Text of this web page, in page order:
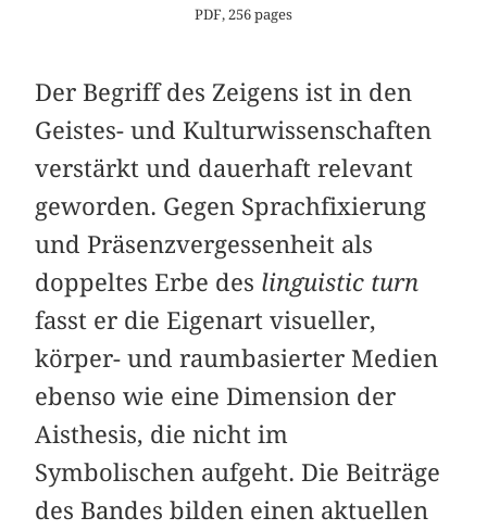
PDF, 256 pages
Der Begriff des Zeigens ist in den
Geistes- und Kulturwissenschaften
verstärkt und dauerhaft relevant
geworden. Gegen Sprachfixierung
und Präsenzvergessenheit als
doppeltes Erbe des linguistic turn
fasst er die Eigenart visueller,
körper- und raumbasierter Medien
ebenso wie eine Dimension der
Aisthesis, die nicht im
Symbolischen aufgeht. Die Beiträge
des Bandes bilden einen aktuellen